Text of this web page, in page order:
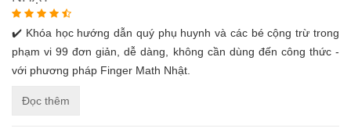
✔️ Khóa học hướng dẫn quý phụ huynh và các bé cộng trừ trong
phạm vi 99 đơn giản, dễ dàng, không cần dùng đến công thức -
với phương pháp Finger Math Nhật.
Đọc thêm